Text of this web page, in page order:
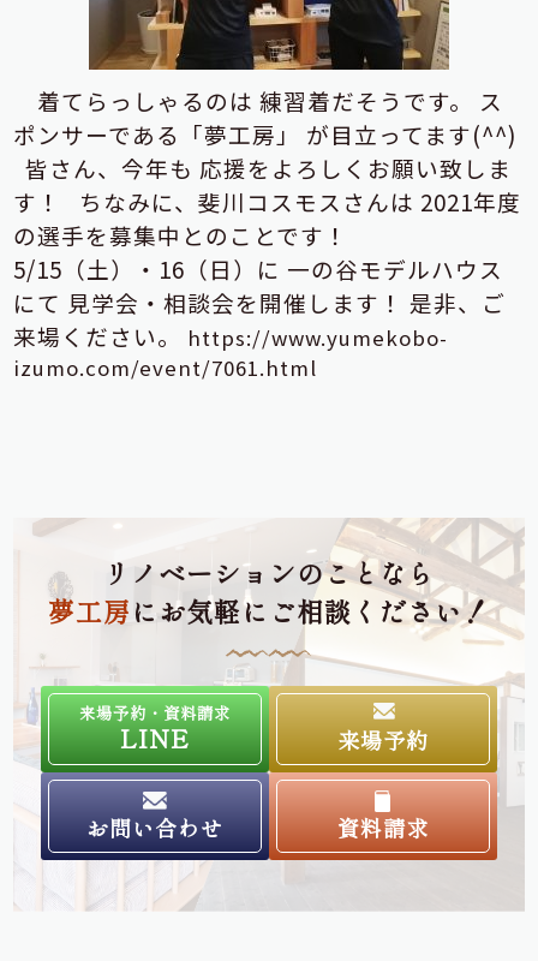
着てらっしゃるのは 練習着だそうです。
ス
ポンサーである「夢工房」
が目立ってます(^^)
皆さん、今年も 応援をよろしくお願い致しま
す！
ちなみに、斐川コスモスさんは 2021年度
の選手を募集中とのことです！
5/15（土）・16（日）に 一の谷モデルハウス
にて 見学会・相談会を開催します！ 是非、ご
来場ください。
https://www.yumekobo-
izumo.com/event/7061.html
リノベーションのことなら
夢工房にお気軽にご相談ください！
来場予約・資料請求
LINE 来場予約
お問い合わせ 資料請求